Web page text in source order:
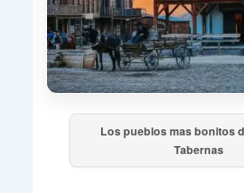
Los pueblos mas bonitos
Tabernas